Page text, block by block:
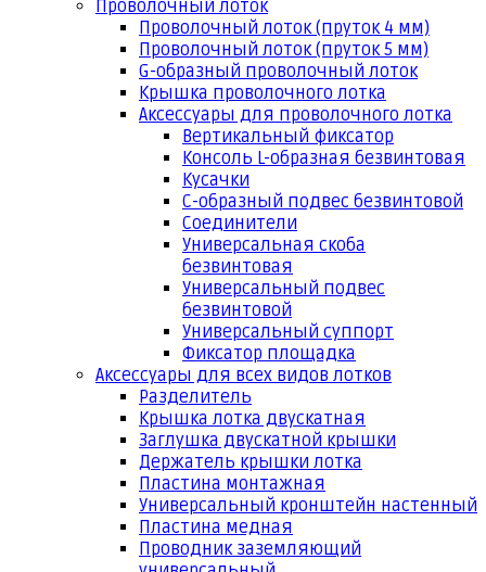
Проволочный лоток
Проволочный лоток (пруток 4 мм)
Проволочный лоток (пруток 5 мм)
G-образный проволочный лоток
Крышка проволочного лотка
Аксессуары для проволочного лотка
Вертикальный фиксатор
Консоль L-образная безвинтовая
Кусачки
С-образный подвес безвинтовой
Соединители
Универсальная скоба
безвинтовая
Универсальный подвес
безвинтовой
Универсальный суппорт
Фиксатор площадка
Аксессуары для всех видов лотков
Разделитель
Крышка лотка двускатная
Заглушка двускатной крышки
Держатель крышки лотка
Пластина монтажная
Универсальный кронштейн настенный
Пластина медная
Проводник заземляющий